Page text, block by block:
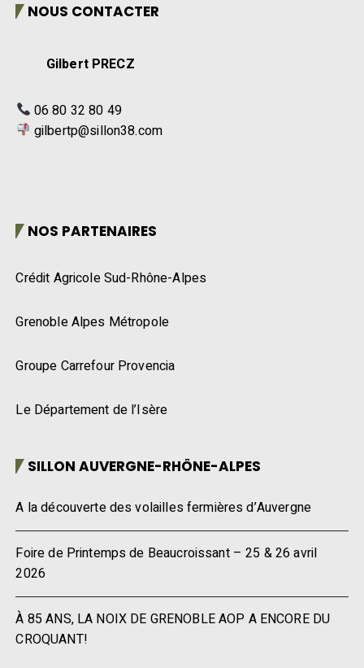
NOUS CONTACTER
Gilbert PRECZ
06 80 32 80 49
gilbertp@sillon38.com
NOS PARTENAIRES
Crédit Agricole Sud-Rhône-Alpes
Grenoble Alpes Métropole
Groupe Carrefour Provencia
Le Département de l’Isère
SILLON AUVERGNE-RHÔNE-ALPES
A la découverte des volailles fermières d’Auvergne
Foire de Printemps de Beaucroissant – 25 & 26 avril
2026
À 85 ANS, LA NOIX DE GRENOBLE AOP A ENCORE DU
CROQUANT!